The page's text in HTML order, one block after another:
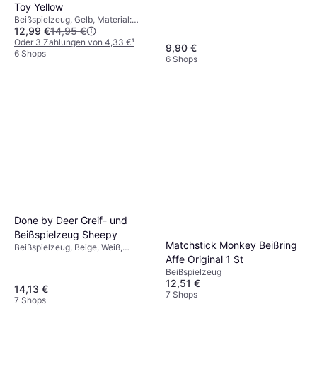
Toy Yellow
Beißspielzeug, Gelb, Material:
Silikon
12,99 €14,95 €
Oder 3 Zahlungen von 4,33 €¹
6 Shops
9,90 €
6 Shops
Done by Deer Greif- und
Beißspielzeug Sheepy
Beißspielzeug, Beige, Weiß,
14,13 €
7 Shops
Matchstick Monkey Beißring
Affe Original 1 St
Beißspielzeug
12,51 €
7 Shops